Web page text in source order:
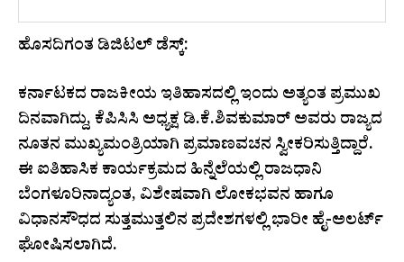
ಹೊಸದಿಗಂತ ಡಿಜಿಟಲ್ ಡೆಸ್ಕ್:
ಕರ್ನಾಟಕದ ರಾಜಕೀಯ ಇತಿಹಾಸದಲ್ಲಿ ಇಂದು ಅತ್ಯಂತ ಪ್ರಮುಖ
ದಿನವಾಗಿದ್ದು, ಕೆಪಿಸಿಸಿ ಅಧ್ಯಕ್ಷ ಡಿ.ಕೆ.ಶಿವಕುಮಾರ್ ಅವರು ರಾಜ್ಯದ
ನೂತನ ಮುಖ್ಯಮಂತ್ರಿಯಾಗಿ ಪ್ರಮಾಣವಚನ ಸ್ವೀಕರಿಸುತ್ತಿದ್ದಾರೆ.
ಈ ಐತಿಹಾಸಿಕ ಕಾರ್ಯಕ್ರಮದ ಹಿನ್ನೆಲೆಯಲ್ಲಿ ರಾಜಧಾನಿ
ಬೆಂಗಳೂರಿನಾದ್ಯಂತ, ವಿಶೇಷವಾಗಿ ಲೋಕಭವನ ಹಾಗೂ
ವಿಧಾನಸೌಧದ ಸುತ್ತಮುತ್ತಲಿನ ಪ್ರದೇಶಗಳಲ್ಲಿ ಭಾರೀ ಹೈ-ಅಲರ್ಟ್
ಘೋಷಿಸಲಾಗಿದೆ.